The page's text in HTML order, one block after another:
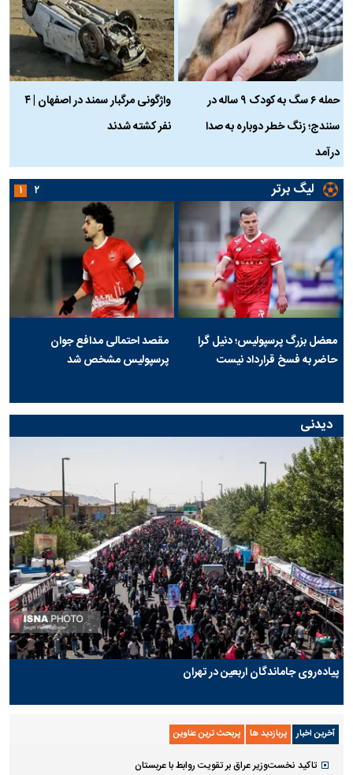
حمله ۶ سگ به کودک ۹ ساله در
سنندج؛ زنگ خطر دوباره به صدا
درآمد
واژگونی مرگبار سمند در اصفهان | ۴
نفر کشته شدند
لیگ برتر
معضل بزرگ پرسپولیس؛ دنیل گرا
حاضر به فسخ قرارداد نیست
مقصد احتمالی مدافع جوان
پرسپولیس مشخص شد
۱ ۲
دیدنی
پیاده‌روی جاماندگان اربعین در تهران
آخرین اخبار پربازدید ها پربحث ترین عناوین
تاکید نخست‌وزیر عراق بر تقویت روابط با عربستان